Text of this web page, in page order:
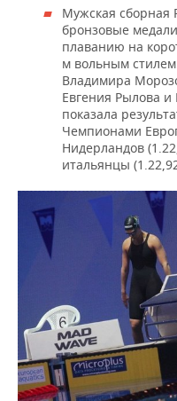
ХОККЕЙ С МЯЧОМ
ПРОИСШЕСТВИЯ
Мужская сборная
бронзовые
плаванию на
м вольным
Владимира
Евгения Рылова и
показала
Чемпионами
Нидерландов
итальянцы